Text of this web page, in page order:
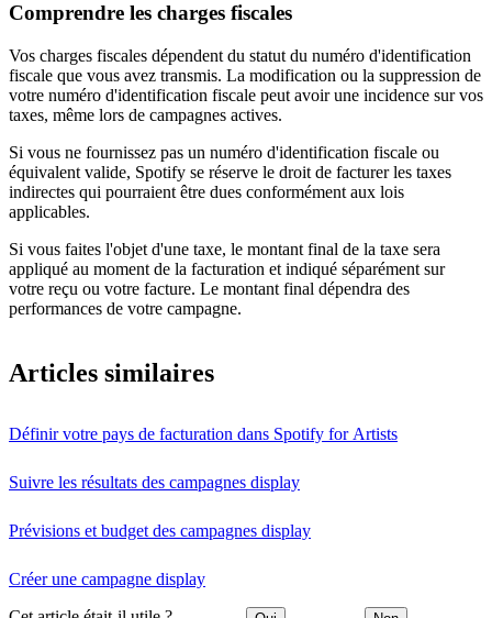
Comprendre les charges fiscales
Vos charges fiscales dépendent du statut du numéro d'identification
fiscale que vous avez transmis. La modification ou la suppression de
votre numéro d'identification fiscale peut avoir une incidence sur vos
taxes, même lors de campagnes actives.
Si vous ne fournissez pas un numéro d'identification fiscale ou
équivalent valide, Spotify se réserve le droit de facturer les taxes
indirectes qui pourraient être dues conformément aux lois
applicables.
Si vous faites l'objet d'une taxe, le montant final de la taxe sera
appliqué au moment de la facturation et indiqué séparément sur
votre reçu ou votre facture. Le montant final dépendra des
performances de votre campagne.
Articles similaires
Définir votre pays de facturation dans Spotify for Artists
Suivre les résultats des campagnes display
Prévisions et budget des campagnes display
Créer une campagne display